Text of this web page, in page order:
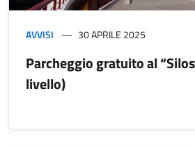
AVVISI 30 APRILE 2025
Parcheggio gratuito al
livello)